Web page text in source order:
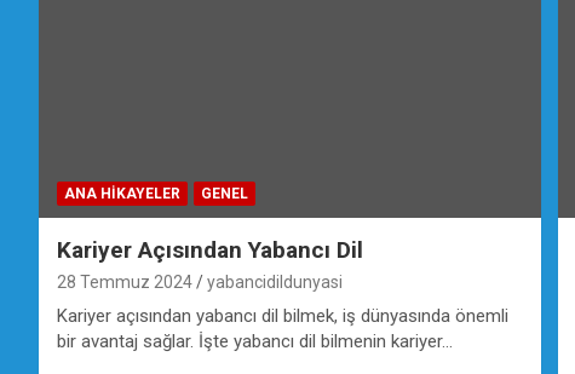
ANA HIKAYELER GENEL
Kariyer Açısından Yabancı Dil
28 Temmuz 2024 yabancidildunyasi
Kariyer açısından yabancı dil bilmek, iş dünyasında önemli
bir avantaj sağlar. İşte yabancı dil bilmenin kariyer…